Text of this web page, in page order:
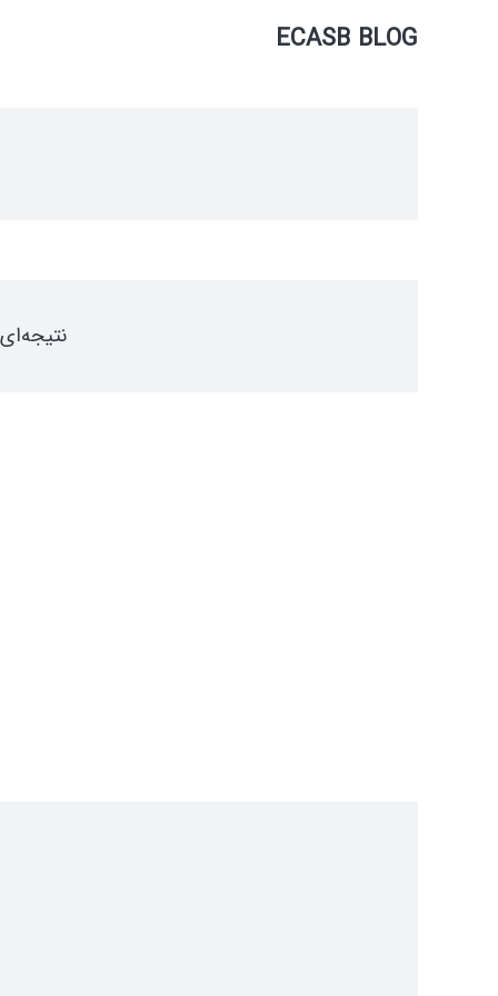
ECASB BLOG